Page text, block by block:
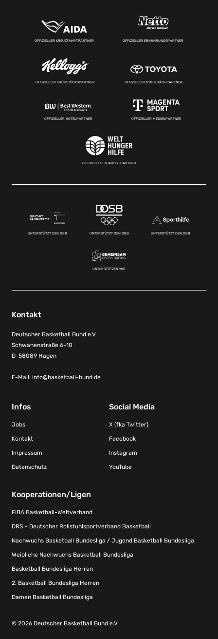
OFFIZIELLER KREUZFAHRTPARTNER OFFIZIELLER ERNÄHRUNGSPARTNER
OFFIZIELLER FRÜHSTÜCKSPARTNER OFFIZIELLER MOBILITÄTS-PARTNER
OFFIZIELLER HOTELPARTNER OFFIZIELLER MEDIENPARTNER
OFFIZIELLER CHARITY-PARTNER
UNTERSTÜTZT DEN DBB UNTERSTÜTZT DEN DBB UNTERSTÜTZT DEN DBB
UNTERSTÜTZEN WIR
Kontakt
Deutscher Basketball Bund e.V
Schwanenstraße 6-10
D-58089 Hagen
E-Mail: info@basketball-bund.de
Infos
Jobs
Kontakt
Impressum
Datenschutz
Social Media
X (fka Twitter)
Facebook
Instagram
YouTube
Kooperationen/Ligen
FIBA Basketball-Weltverband
DRS – Deutscher Rollstuhlsportverband Basketball
Nachwuchs Basketball Bundesliga / Jugend Basketball Bundesliga
Weibliche Nachwuchs Basketball Bundesliga
Basketball Bundesliga Herren
2. Basketball Bundesliga Herren
Damen Basketball Bundesliga
© 2026 Deutscher Basketball Bund e.V